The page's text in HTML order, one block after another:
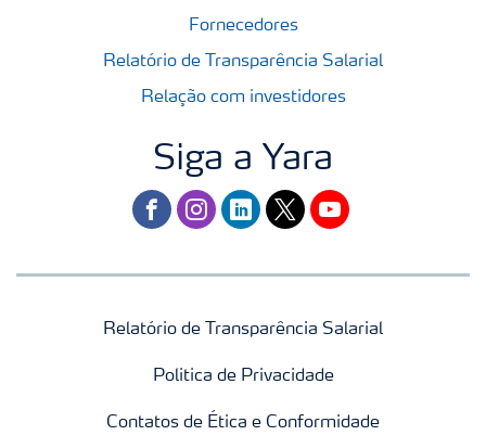
Fornecedores
Relatório de Transparência Salarial
Relação com investidores
Siga a Yara
facebookinstagram
linkedintwitteryoutube
Relatório de Transparência Salarial
Politica de Privacidade
Contatos de Ética e Conformidade